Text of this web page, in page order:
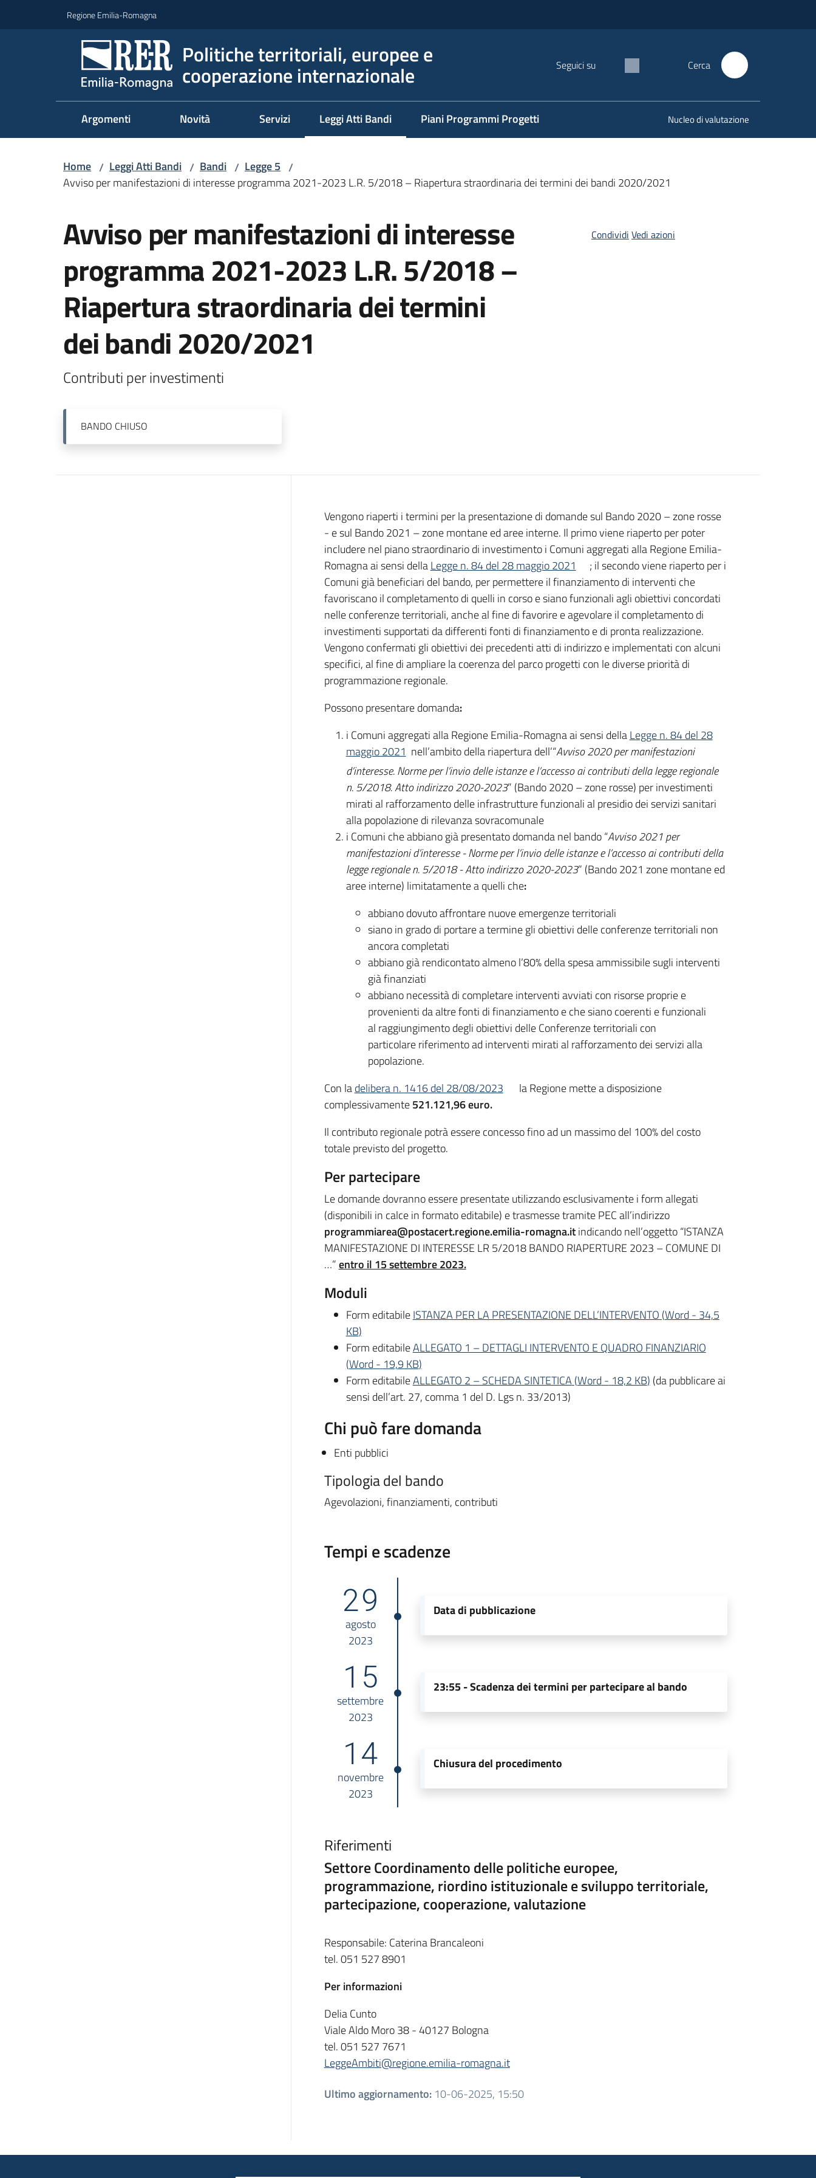
Regione Emilia-Romagna
Politiche territoriali, europee e
cooperazione internazionale Seguici su Cerca
Argomenti Novità Servizi Leggi Atti Bandi
Menu selezionato Piani Programmi Progetti Nucleo di valutazione
Home / Leggi Atti Bandi / Bandi / Legge 5 /
Avviso per manifestazioni di interesse programma 2021-2023 L.R. 5/2018 – Riapertura straordinaria dei termini dei bandi 2020/2021
Avviso per manifestazioni di interesse
programma 2021-2023 L.R. 5/2018 –
Riapertura straordinaria dei termini
dei bandi 2020/2021
Contributi per investimenti
BANDO CHIUSO
Condividi Vedi azioni
Descrizione
Vengono riaperti i termini per la presentazione di domande sul Bando 2020 – zone rosse
- e sul Bando 2021 – zone montane ed aree interne. Il primo viene riaperto per poter
includere nel piano straordinario di investimento i Comuni aggregati alla Regione Emilia-
Romagna ai sensi dellaLegge n. 84 del 28 maggio 2021
; il secondo viene riaperto per i
Comuni già beneficiari del bando, per permettere il finanziamento di interventi che
favoriscano il completamento di quelli in corso e siano funzionali agli obiettivi concordati
nelle conferenze territoriali, anche al fine di favorire e agevolare il completamento di
investimenti supportati da differenti fonti di finanziamento e di pronta realizzazione.
Vengono confermati gli obiettivi dei precedenti atti di indirizzo e implementati con alcuni
specifici, al fine di ampliare la coerenza del parco progetti con le diverse priorità di
programmazione regionale.
Possono presentare domanda:
i Comuni aggregati alla Regione Emilia-Romagna ai sensi dellaLegge n. 84 del 28
maggio 2021 nell’ambito della riapertura dell’“Avviso 2020 per manifestazioni
d’interesse. Norme per l’invio delle istanze e l’accesso ai contributi della legge regionale
n. 5/2018. Atto indirizzo 2020-2023” (Bando 2020 – zone rosse) per investimenti
mirati al rafforzamento delle infrastrutture funzionali al presidio dei servizi sanitari
alla popolazione di rilevanza sovracomunale
i Comuni che abbiano già presentato domanda nel bando “Avviso 2021 per
manifestazioni d’interesse - Norme per l’invio delle istanze e l’accesso ai contributi della
legge regionale n. 5/2018 - Atto indirizzo 2020-2023” (Bando 2021 zone montane ed
aree interne) limitatamente a quelli che:
abbiano dovuto affrontare nuove emergenze territoriali
siano in grado di portare a termine gli obiettivi delle conferenze territoriali non
ancora completati
abbiano già rendicontato almeno l’80% della spesa ammissibile sugli interventi
già finanziati
abbiano necessità di completare interventi avviati con risorse proprie e
provenienti da altre fonti di finanziamento e che siano coerenti e funzionali
al raggiungimento degli obiettivi delle Conferenze territoriali con
particolare riferimento ad interventi mirati al rafforzamento dei servizi alla
popolazione.
Con ladelibera n. 1416 del 28/08/2023
la Regione mette a disposizione
complessivamente521.121,96 euro.
Il contributo regionale potrà essere concesso fino ad un massimo del 100% del costo
totale previsto del progetto.
Per partecipare
Le domande dovranno essere presentate utilizzando esclusivamente i form allegati
(disponibili in calce in formato editabile) e trasmesse tramite PEC all’indirizzo
programmiarea@postacert.regione.emilia-romagna.itindicando nell’oggetto “ISTANZA
MANIFESTAZIONE DI INTERESSE LR 5/2018 BANDO RIAPERTURE 2023 – COMUNE DI
…”entro il 15 settembre 2023.
Moduli
Form editabileISTANZA PER LA PRESENTAZIONE DELL’INTERVENTO (Word - 34,5
KB)
Form editabileALLEGATO 1 – DETTAGLI INTERVENTO E QUADRO FINANZIARIO
(Word - 19,9 KB)
Form editabileALLEGATO 2 – SCHEDA SINTETICA (Word - 18,2 KB) (da pubblicare ai
sensi dell’art. 27, comma 1 del D. Lgs n. 33/2013)
Chi può fare domanda
Enti pubblici
Tipologia del bando
Agevolazioni, finanziamenti, contributi
Tempi e scadenze
29
agosto
2023
Data di pubblicazione
15
settembre
2023
23:55 -Scadenza dei termini per partecipare al bando
14
novembre
2023
Chiusura del procedimento
Riferimenti
Settore Coordinamento delle politiche europee,
programmazione, riordino istituzionale e sviluppo territoriale,
partecipazione, cooperazione, valutazione
Responsabile: Caterina Brancaleoni
tel. 051 527 8901
Per informazioni
Delia Cunto
Viale Aldo Moro 38 - 40127 Bologna
tel. 051 527 7671
LeggeAmbiti@regione.emilia-romagna.it
Ultimo aggiornamento: 10-06-2025, 15:50